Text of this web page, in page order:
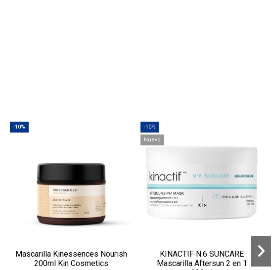
-10%
Mascarilla Kinessences Nourish
200ml Kin Cosmetics
-10%
Nuevo
KINACTIF N.6 SUNCARE
Mascarilla Aftersun 2 en 1